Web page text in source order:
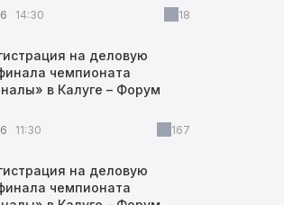
14:30 18
на деловую
чемпионата
в Калуге – Форум
11:30 167
на деловую
чемпионата